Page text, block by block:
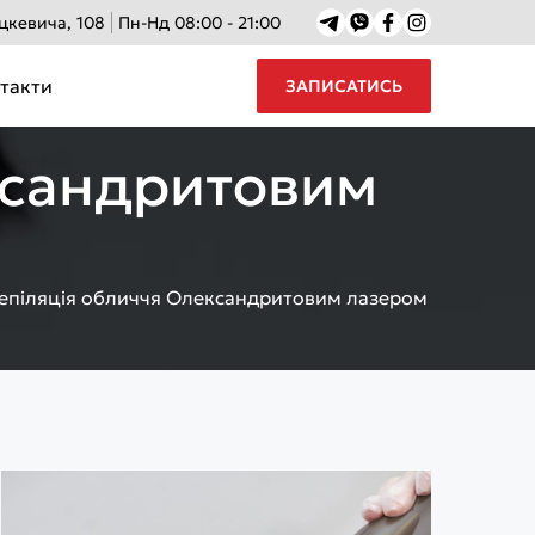
108 Пн-Нд 08:00 - 21:00
ЗАПИСАТИСЬ
обличчя Олександритовим лазером